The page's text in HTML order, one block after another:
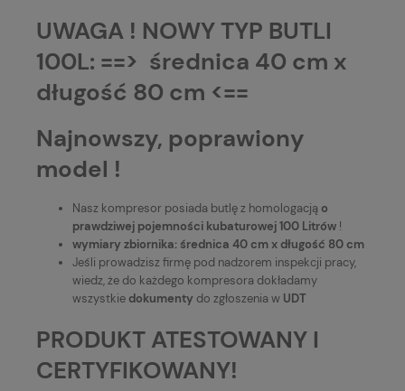
UWAGA ! NOWY TYP BUTLI
100L: ==> średnica 40 cm x
długość 80 cm <==
Najnowszy, poprawiony
model !
Nasz kompresor posiada butlę z homologacją o
prawdziwej pojemności kubaturowej 100 Litrów !
wymiary zbiornika: średnica 40 cm x długość 80 cm
Jeśli prowadzisz firmę pod nadzorem inspekcji pracy,
wiedz, że do każdego kompresora dokładamy
wszystkie dokumenty do zgłoszenia w UDT
PRODUKT ATESTOWANY I
CERTYFIKOWANY!